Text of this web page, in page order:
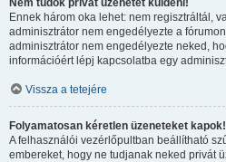
Nem tudok privát üzenetet küldeni!
Ennek három oka lehet: nem regisztráltál,
adminisztrátor nem engedélyezte a
adminisztrátor nem engedélyezte neked,
információért lépj kapcsolatba egy
Vissza a tetejére
Folyamatosan kéretlen üzeneteket kapok!
A felhasználói vezérlőpultban beállítható
embereket, hogy ne tudjanak neked privát